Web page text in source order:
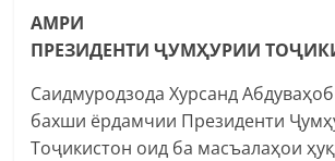
АМРИ
ПРЕЗИДЕНТИ ҶУМҲУРИИ
Саидмуродзода Хурсанд
бахши ёрдамчии Президенти
Тоҷикистон оид ба масъалаҳои